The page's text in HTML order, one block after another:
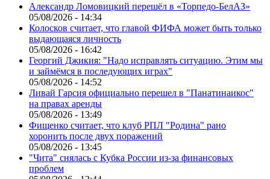
Александр Ломовицкий перешёл в «Торпедо-БелАЗ»
05/08/2026 - 14:34
Колосков считает, что главой ФИФА может быть только
выдающаяся личность
05/08/2026 - 16:42
Георгий Джикия: "Надо исправлять ситуацию. Этим мы
и займёмся в последующих играх"
05/08/2026 - 14:52
Ливай Гарсия официально перешел в "Панатинаикос"
на правах аренды
05/08/2026 - 13:49
Фищенко считает, что клуб РПЛ "Родина" рано
хоронить после двух поражений
05/08/2026 - 13:45
"Чита" снялась с Кубка России из-за финансовых
проблем